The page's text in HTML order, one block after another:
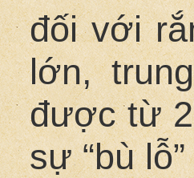
đối với
lớn,
được từ
sự “bù